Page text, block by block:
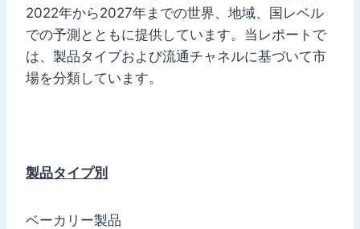
2022年から2027年までの世界、地域、国レベル
での予測とともに提供しています。当レポートで
は、製品タイプおよび流通チャネルに基づいて市
場を分類しています。
製品タイプ別
ベーカリー製品